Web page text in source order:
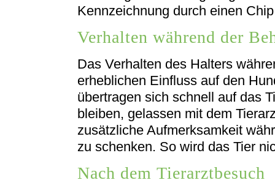
Kennzeichnung durch einen
Verhalten während der
Das Verhalten des Halters
erheblichen Einfluss auf den
übertragen sich schnell auf das
bleiben, gelassen mit dem
zusätzliche Aufmerksamkeit
zu schenken. So wird das Tier
Nach dem Tierarztbesuch